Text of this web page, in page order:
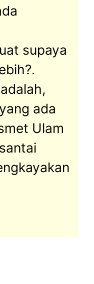
supaya
ada
Ulam